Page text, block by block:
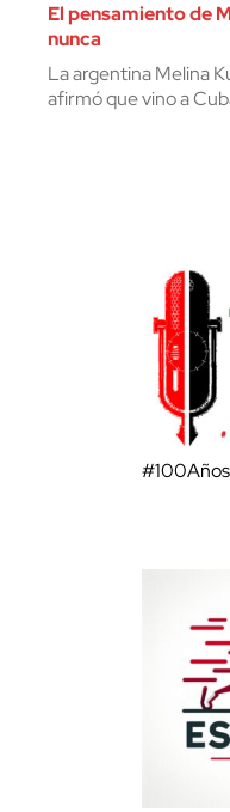
El pensamiento de
nunca
La argentina Melina
afirmó que vino a